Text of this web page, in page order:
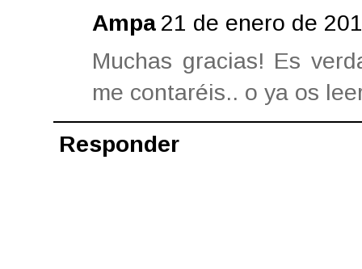
Ampa 21 de enero de
Muchas gracias! Es
me contaréis.. o ya os
Responder